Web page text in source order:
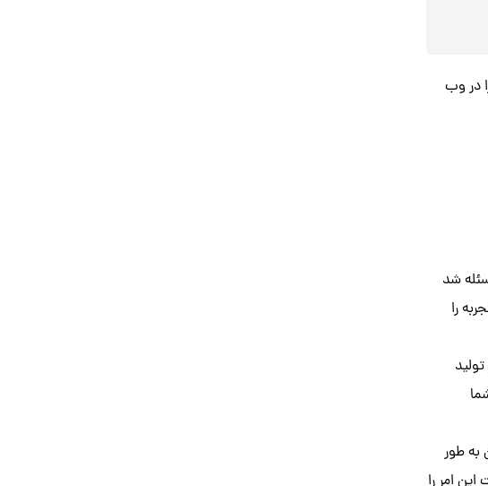
در وب
شد
را
به طور
امر را